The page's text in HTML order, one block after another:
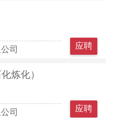
司
应聘
炼化）
司
应聘